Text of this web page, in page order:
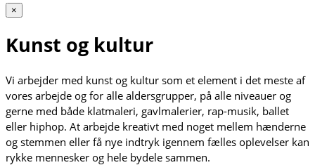
×
Kunst og kultur
Vi arbejder med kunst og kultur som et element i det meste af
vores arbejde og for alle aldersgrupper, på alle niveauer og
gerne med både klatmaleri, gavlmalerier, rap-musik, ballet
eller hiphop. At arbejde kreativt med noget mellem hænderne
og stemmen eller få nye indtryk igennem fælles oplevelser kan
rykke mennesker og hele bydele sammen.